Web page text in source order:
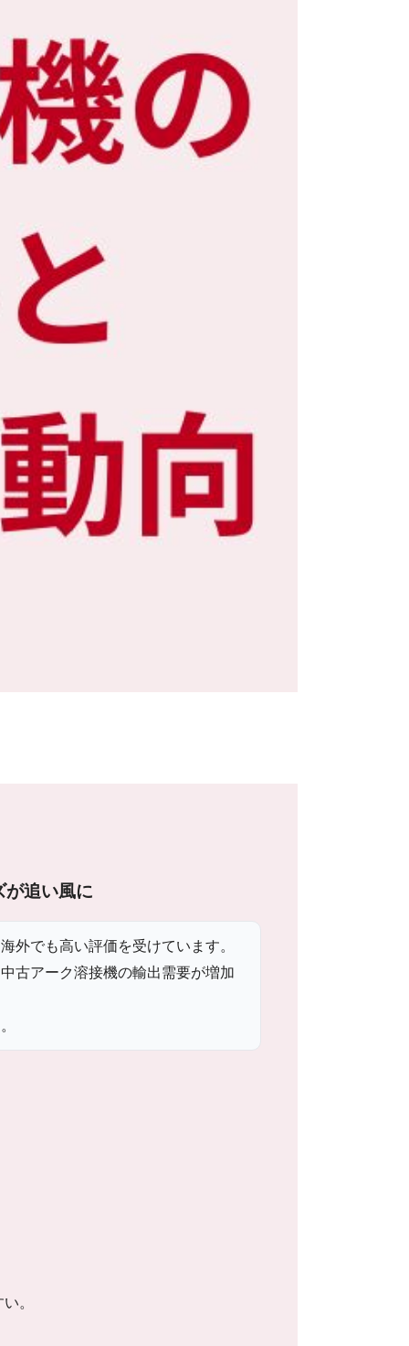
追い風に
でも高い評価を受けています。
古アーク溶接機の輸出需要が増加
。